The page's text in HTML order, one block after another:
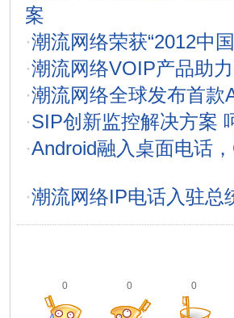
案
·潮流网络荣获“2012中
·潮流网络VOIP产品助
·潮流网络全球发布首款
·SIP创新监控解决方案
·Android融入桌面电话
·潮流网络IP电话入驻总
0 0 0